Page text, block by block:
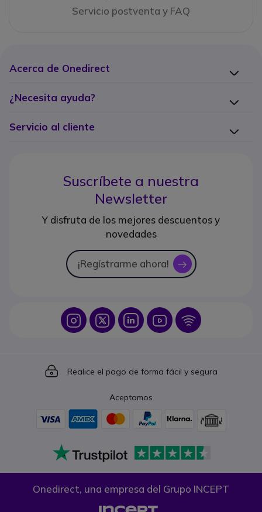
Servicio postventa y FAQ
Acerca de Onedirect
¿Necesita ayuda?
Servicio al cliente
Suscríbete a nuestra
Newsletter
Y disfruta de los mejores descuentos y
novedades
¡Regístrarme ahora! icon
Icon IconIcon Icon Icon
Icon
Realice el pago de forma fácil y segura
Aceptamos
Onedirect, una empresa del Grupo INCEPT